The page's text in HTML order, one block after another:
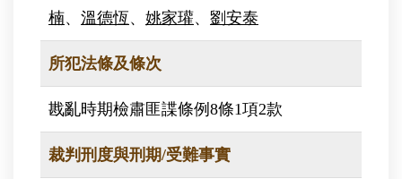
楠、 溫德恆、 姚家瓘、 劉安泰
所犯法條及條次
戡亂時期檢肅匪諜條例8條1項2款
裁判刑度與刑期/受難事實